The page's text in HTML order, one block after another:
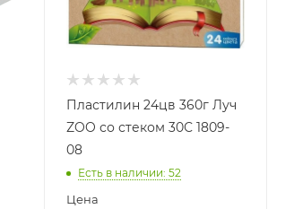
Пластилин 24цв 360г Луч
ZOO со стеком 30С 1809-
08
Есть в наличии: 52
Цена